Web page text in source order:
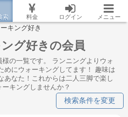
索 料金 ログイン メニュー
キング好き
グ好きの会員
の一覧です。 ランニングよりウォ
めにウォーキングしてます！ 趣味は
あなた！これからは二人三脚で楽し
キングしませんか？
検索条件を変更